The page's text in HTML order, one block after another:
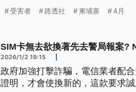
受害者 路透社 柬埔寨 4月
SIM卡無去欲換著先去警局報案?
2026/1/2 19:15
政府加強打擊詐騙，電信業者配
證明，才會使換新的，這款要求